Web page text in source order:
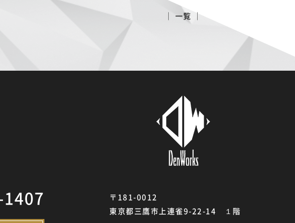
│ 一覧 │
〒181-0012
東京都三鷹市上連雀9-22-14 １階